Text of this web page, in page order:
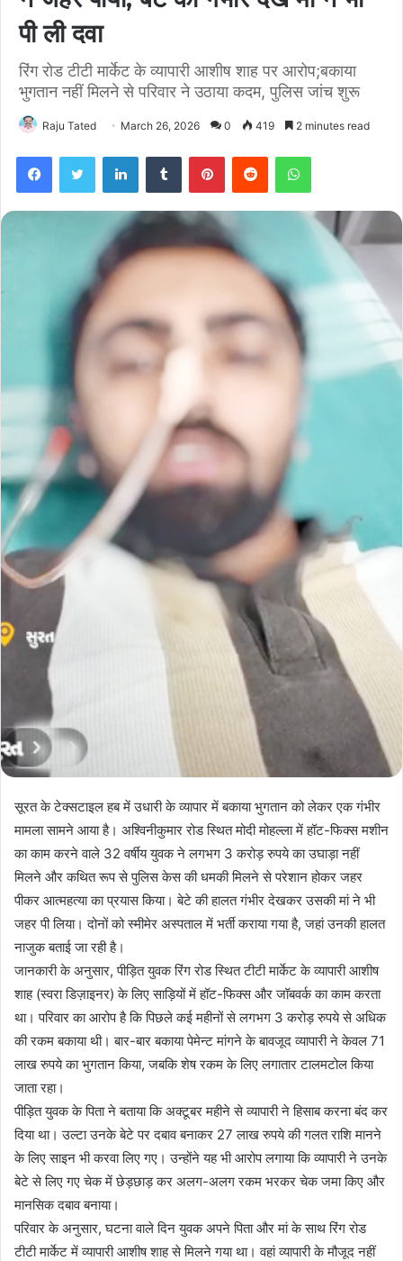
पी ली दवा
रिंग रोड टीटी मार्केट के व्यापारी आशीष शाह पर आरोप;बकाया
भुगतान नहीं मिलने से परिवार ने उठाया कदम, पुलिस जांच शुरू
Raju Tated March 26, 2026 0 419 2 minutes read
FacebookTwitter LinkedInTumblr PinterestReddit WhatsApp
सूरत के टेक्सटाइल हब में उधारी के व्यापार में बकाया भुगतान को लेकर एक गंभीर
मामला सामने आया है। अश्विनीकुमार रोड स्थित मोदी मोहल्ला में हॉट-फिक्स मशीन
का काम करने वाले 32 वर्षीय युवक ने लगभग 3 करोड़ रुपये का उघाड़ा नहीं
मिलने और कथित रूप से पुलिस केस की धमकी मिलने से परेशान होकर जहर
पीकर आत्महत्या का प्रयास किया। बेटे की हालत गंभीर देखकर उसकी मां ने भी
जहर पी लिया। दोनों को स्मीमेर अस्पताल में भर्ती कराया गया है, जहां उनकी हालत
नाजुक बताई जा रही है।
जानकारी के अनुसार, पीड़ित युवक रिंग रोड स्थित टीटी मार्केट के व्यापारी आशीष
शाह (स्वरा डिज़ाइनर) के लिए साड़ियों में हॉट-फिक्स और जॉबवर्क का काम करता
था। परिवार का आरोप है कि पिछले कई महीनों से लगभग 3 करोड़ रुपये से अधिक
की रकम बकाया थी। बार-बार बकाया पेमेन्ट मांगने के बावजूद व्यापारी ने केवल 71
लाख रुपये का भुगतान किया, जबकि शेष रकम के लिए लगातार टालमटोल किया
जाता रहा।
पीड़ित युवक के पिता ने बताया कि अक्टूबर महीने से व्यापारी ने हिसाब करना बंद कर
दिया था। उल्टा उनके बेटे पर दबाव बनाकर 27 लाख रुपये की गलत राशि मानने
के लिए साइन भी करवा लिए गए। उन्होंने यह भी आरोप लगाया कि व्यापारी ने उनके
बेटे से लिए गए चेक में छेड़छाड़ कर अलग-अलग रकम भरकर चेक जमा किए और
मानसिक दबाव बनाया।
परिवार के अनुसार, घटना वाले दिन युवक अपने पिता और मां के साथ रिंग रोड
टीटी मार्केट में व्यापारी आशीष शाह से मिलने गया था। वहां व्यापारी के मौजूद नहीं